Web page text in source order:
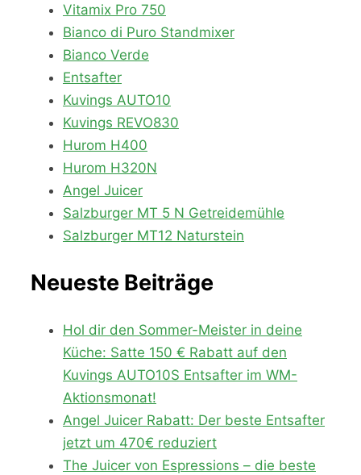
Vitamix Pro 750
Bianco di Puro Standmixer
Bianco Verde
Entsafter
Kuvings AUTO10
Kuvings REVO830
Hurom H400
Hurom H320N
Angel Juicer
Salzburger MT 5 N Getreidemühle
Salzburger MT12 Naturstein
Neueste Beiträge
Hol dir den Sommer-Meister in deine
Küche: Satte 150 € Rabatt auf den
Kuvings AUTO10S Entsafter im WM-
Aktionsmonat!
Angel Juicer Rabatt: Der beste Entsafter
jetzt um 470€ reduziert
The Juicer von Espressions – die beste